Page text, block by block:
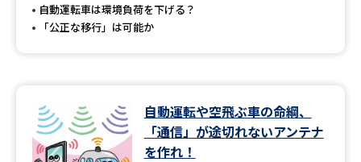
自動運転車は環境負荷を下げる？
「公正な移行」は可能か
自動運転や空飛ぶ車の命綱、
「通信」が途切れないアンテナ
を作れ！